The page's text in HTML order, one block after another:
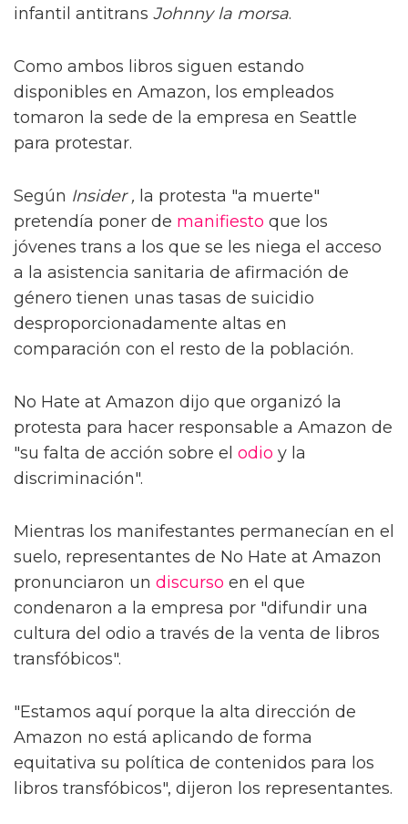
infantil antitrans Johnny la morsa.
Como ambos libros siguen estando
disponibles en Amazon, los empleados
tomaron la sede de la empresa en Seattle
para protestar.
Según Insider , la protesta "a muerte"
pretendía poner de manifiesto que los
jóvenes trans a los que se les niega el acceso
a la asistencia sanitaria de afirmación de
género tienen unas tasas de suicidio
desproporcionadamente altas en
comparación con el resto de la población.
No Hate at Amazon dijo que organizó la
protesta para hacer responsable a Amazon de
"su falta de acción sobre el odio y la
discriminación".
Mientras los manifestantes permanecían en el
suelo, representantes de No Hate at Amazon
pronunciaron un discurso en el que
condenaron a la empresa por "difundir una
cultura del odio a través de la venta de libros
transfóbicos".
"Estamos aquí porque la alta dirección de
Amazon no está aplicando de forma
equitativa su política de contenidos para los
libros transfóbicos", dijeron los representantes.